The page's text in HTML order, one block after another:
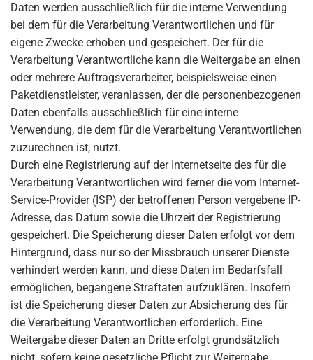
Daten werden ausschließlich für die interne Verwendung
bei dem für die Verarbeitung Verantwortlichen und für
eigene Zwecke erhoben und gespeichert. Der für die
Verarbeitung Verantwortliche kann die Weitergabe an einen
oder mehrere Auftragsverarbeiter, beispielsweise einen
Paketdienstleister, veranlassen, der die personenbezogenen
Daten ebenfalls ausschließlich für eine interne
Verwendung, die dem für die Verarbeitung Verantwortlichen
zuzurechnen ist, nutzt.
Durch eine Registrierung auf der Internetseite des für die
Verarbeitung Verantwortlichen wird ferner die vom Internet-
Service-Provider (ISP) der betroffenen Person vergebene IP-
Adresse, das Datum sowie die Uhrzeit der Registrierung
gespeichert. Die Speicherung dieser Daten erfolgt vor dem
Hintergrund, dass nur so der Missbrauch unserer Dienste
verhindert werden kann, und diese Daten im Bedarfsfall
ermöglichen, begangene Straftaten aufzuklären. Insofern
ist die Speicherung dieser Daten zur Absicherung des für
die Verarbeitung Verantwortlichen erforderlich. Eine
Weitergabe dieser Daten an Dritte erfolgt grundsätzlich